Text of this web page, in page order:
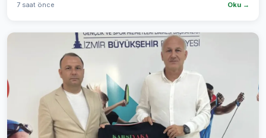
7 saat önce Oku →